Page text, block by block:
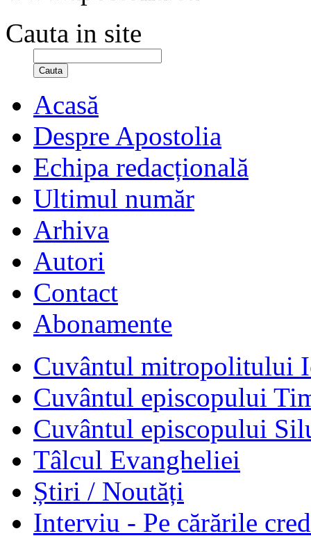
Cauta in site
Cauta
Acasă
Despre Apostolia
Echipa redacțională
Ultimul număr
Arhiva
Autori
Contact
Abonamente
Cuvântul mitropolitului
Cuvântul episcopului
Cuvântul episcopului
Tâlcul Evangheliei
Știri / Noutăți
Interviu - Pe cărările